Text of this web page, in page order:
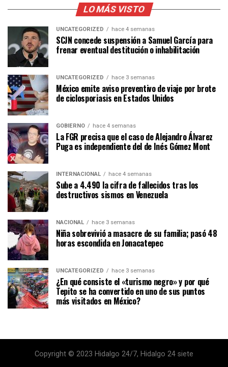
LO MÁS VISTO
UNCATEGORIZED hace 4 semanas
SCJN concede suspensión a Samuel García para
frenar eventual destitución o inhabilitación
UNCATEGORIZED hace 3 semanas
México emite aviso preventivo de viaje por brote
de ciclosporiasis en Estados Unidos
GOBIERNO hace 4 semanas
La FGR precisa que el caso de Alejandro Álvarez
Puga es independiente del de Inés Gómez Mont
INTERNACIONAL hace 4 semanas
Sube a 4.490 la cifra de fallecidos tras los
destructivos sismos en Venezuela
NACIONAL hace 3 semanas
Niña sobrevivió a masacre de su familia; pasó 48
horas escondida en Jonacatepec
UNCATEGORIZED hace 3 semanas
¿En qué consiste el «turismo negro» y por qué
Tepito se ha convertido en uno de sus puntos
más visitados en México?
Copyright © 2023 Hidalgo 24/7, Hidalgo 24 siete